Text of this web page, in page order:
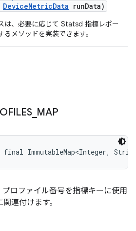
DeviceMetricData runData)
は、必要に応じて Statsd 指標レポー
るメソッドを実装できます。
_ MAP
ImmutableMap<Integer, String>
ロファイル番号を指標キーに使用
連付けます。